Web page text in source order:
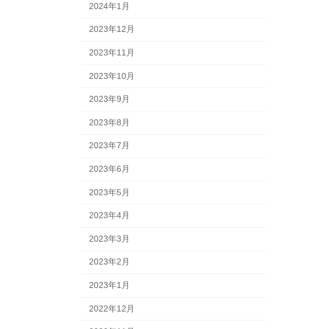
2024年1月
2023年12月
2023年11月
2023年10月
2023年9月
2023年8月
2023年7月
2023年6月
2023年5月
2023年4月
2023年3月
2023年2月
2023年1月
2022年12月